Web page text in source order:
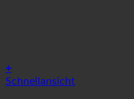
+
Schnellansicht